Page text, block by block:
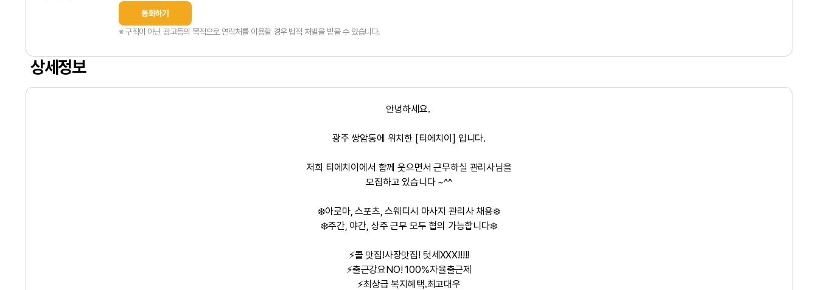
통화하기
※ 구직이 아닌 광고등의 목적으로 연락처를 이용할 경우 법적 처벌을 받을 수 있습니다.
상세정보
안녕하세요.
광주 쌍암동에 위치한 [티에치이] 입니다.
저희 티에치이에서 함께웃으면서 근무하실 관리사님을
모집하고 있습니다 ~^^
❄️아로마, 스포츠, 스웨디시 마사지 관리사 채용❄️
❄️주간, 야간, 상주 근무 모두 협의 가능합니다❄️
⚡콜 맛집!사장맛집! 텃세XXX!!!!!
⚡출근강요NO! 100%자율출근제
⚡최상급 복지혜택.최고대우